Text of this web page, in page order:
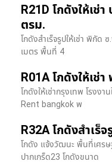
R21D โกดังให้เช่
ตรม.
โกดังสำเร็จรูปให้เช่า พิกั
เมตร พื้นที่ 4
R01A โกดังให้เช่
โกดังให้เช่ากรุงเทพ โรงง
Rent bangkok พ
R32A โกดังสำเร็
โกดัง แจ้งวัฒนะ พื้นที่เศรษ
ปากเกร็ด23 โกดังขนาด